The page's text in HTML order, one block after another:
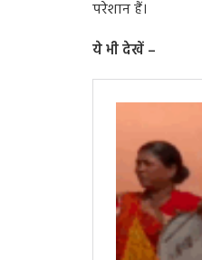
परेशान हैं।
ये भी देखें –